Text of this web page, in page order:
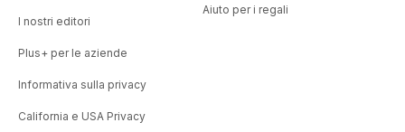
I nostri editori
Plus+ per le aziende
Informativa sulla privacy
California e USA Privacy
Aiuto per i regali